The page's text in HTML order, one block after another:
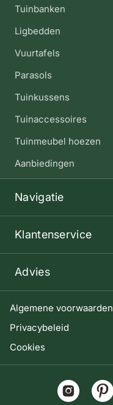
Algemene voorwaarden
Privacybeleid
Cookies
Tuinbanken
Ligbedden
Vuurtafels
Parasols
Tuinkussens
Tuinaccessoires
Tuinmeubel hoezen
Aanbiedingen
Navigatie
Klantenservice
Advies